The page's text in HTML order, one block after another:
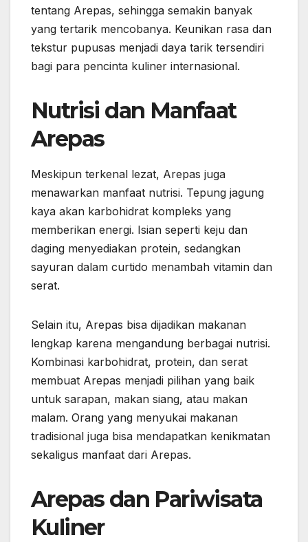
tentang Arepas, sehingga semakin banyak
yang tertarik mencobanya. Keunikan rasa dan
tekstur pupusas menjadi daya tarik tersendiri
bagi para pencinta kuliner internasional.
Nutrisi dan Manfaat
Arepas
Meskipun terkenal lezat, Arepas juga
menawarkan manfaat nutrisi. Tepung jagung
kaya akan karbohidrat kompleks yang
memberikan energi. Isian seperti keju dan
daging menyediakan protein, sedangkan
sayuran dalam curtido menambah vitamin dan
serat.
Selain itu, Arepas bisa dijadikan makanan
lengkap karena mengandung berbagai nutrisi.
Kombinasi karbohidrat, protein, dan serat
membuat Arepas menjadi pilihan yang baik
untuk sarapan, makan siang, atau makan
malam. Orang yang menyukai makanan
tradisional juga bisa mendapatkan kenikmatan
sekaligus manfaat dari Arepas.
Arepas dan Pariwisata
Kuliner